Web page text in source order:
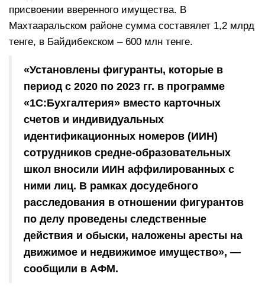
присвоении вверенного имущества. В
Махтааральском районе сумма составялет 1,2 млрд
тенге, в Байдибекском – 600 млн тенге.
«Установлены фигуранты, которые в
период с 2020 по 2023 гг. в программе
«1С:Бухгалтерия» вместо карточных
счетов и индивидуальных
идентификационных номеров (ИИН)
сотрудников средне-образовательных
школ вносили ИИН аффилированных с
ними лиц. В рамках досудебного
расследования в отношении фигурантов
по делу проведены следственные
действия и обыски, наложены аресты на
движимое и недвижимое имущество», —
сообщили в АФМ.